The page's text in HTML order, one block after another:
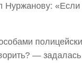
Нуржанову:
—